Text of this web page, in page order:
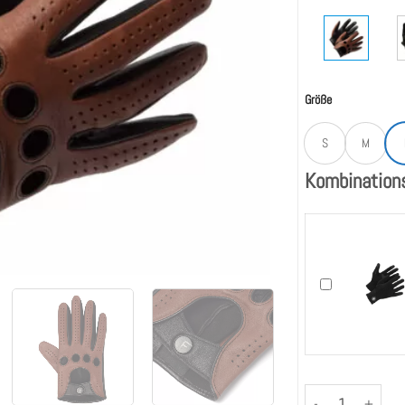
Größe
S M
Auch "Liam -
GT (Heren) -